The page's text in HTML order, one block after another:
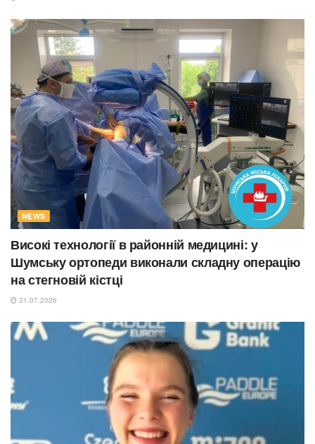
NEWS
Високі технології в районній медицині: у
Шумську ортопеди виконали складну операцію
на стегновій кістці
31.07.2026